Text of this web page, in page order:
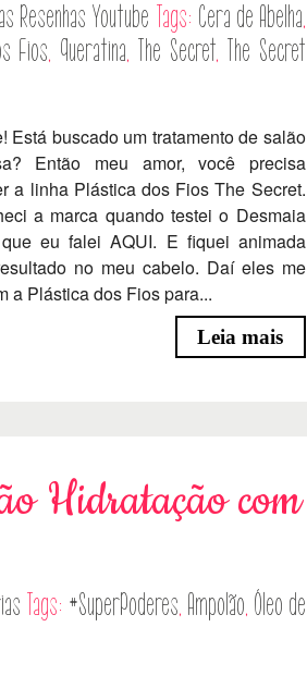
Resenhas Youtube Tags: Cera de Abelha,
Fios, Queratina, The Secret, The Secret
Está buscado um tratamento de salão
Então meu amor, você precisa
a linha Plástica dos Fios The Secret.
a marca quando testei o Desmaia
eu falei AQUI. E fiquei animada
no meu cabelo. Daí eles me
a Plástica dos Fios para...
Leia mais
Hidratação com
Tags: #SuperPoderes, Ampolão, Óleo de